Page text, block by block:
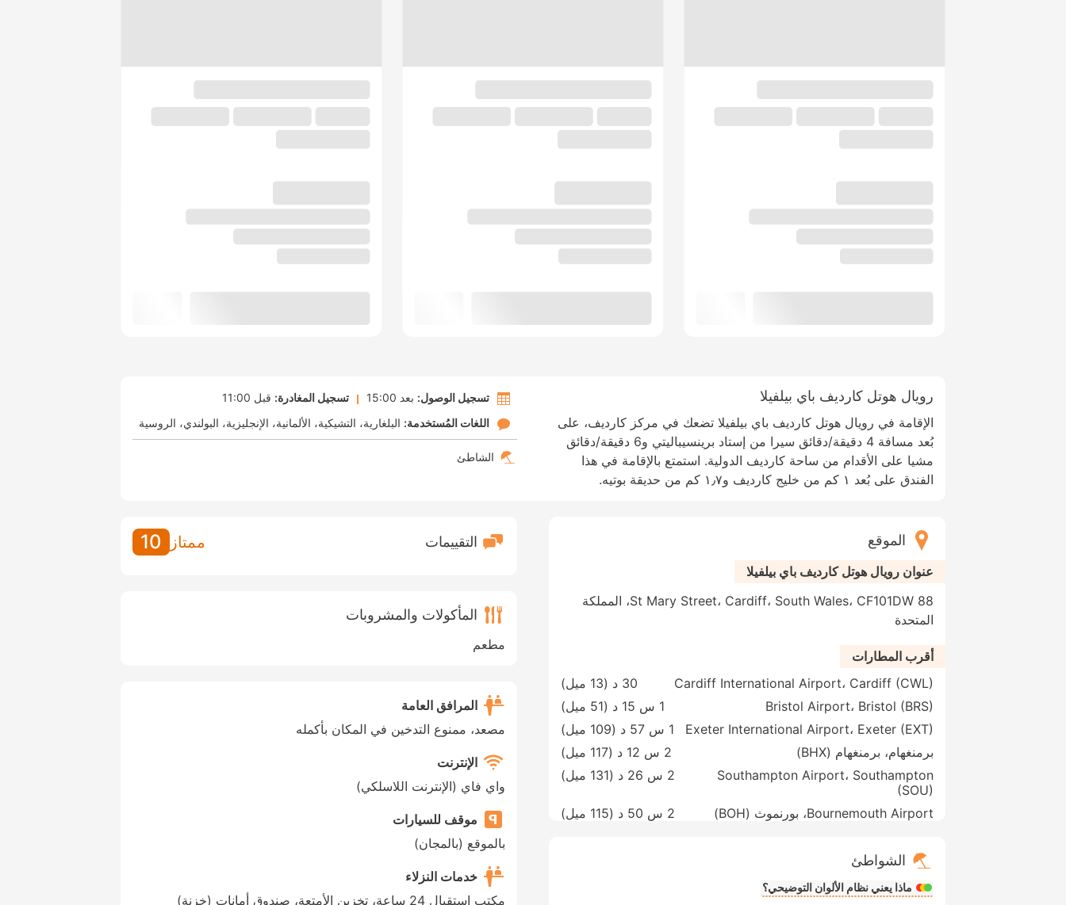
رويال هوتل كارديف باي بيلفيلا
الإقامة في رويال هوتل كارديف باي بيلفيلا تضعك في مركز كارديف، على
بُعد مسافة 4 دقيقة/دقائق سيرا من إستاد برينسيباليتي و6 دقيقة/دقائق
مشيا على الأقدام من ساحة كارديف الدولية. استمتع بالإقامة في هذا
الفندق على بُعد ١ كم من خليج كارديف و١٫٧ كم من حديقة بوتيه.
تسجيل الوصول: بعد 15:00 تسجيل المغادرة: قبل 11:00
اللغات المُستخدمة: البلغارية التشيكية الألمانية الإنجليزية البولندي الروسية
الشاطئ
الموقع
عنوان رويال هوتل كارديف باي بيلفيلا
88 St Mary Street، Cardiff، South Wales، CF101DW، المملكة
المتحدة
أقرب المطارات
Cardiff International Airport، Cardiff (CWL)
30 د ( 13 ميل
)
Bristol Airport، Bristol (BRS)
1 س 15 د ( 51 ميل
)
Exeter International Airport، Exeter (EXT)
1 س 57 د ( 109 ميل
)
برمنغهام، برمنغهام (BHX)
2 س 12 د ( 117 ميل
)
Southampton Airport، Southampton
(SOU)
2 س 26 د ( 131 ميل )
Bournemouth Airport، بورنموث (BOH) 2 س 50 د ( 115 ميل )
الشواطئ
ماذا يعني نظام الألوان التوضيحي؟
التقييمات ممتاز 10
المأكولات والمشروبات
مطعم
المرافق العامة
مصعد، ممنوع التدخين في المكان بأكمله
الإنترنت
واي فاي (الإنترنت اللاسلكي)
موقف للسيارات
بالموقع (بالمجان)
خدمات النزلاء
مكتب استقبال 24 ساعة، تخزين الأمتعة، صندوق أمانات (خزنة)